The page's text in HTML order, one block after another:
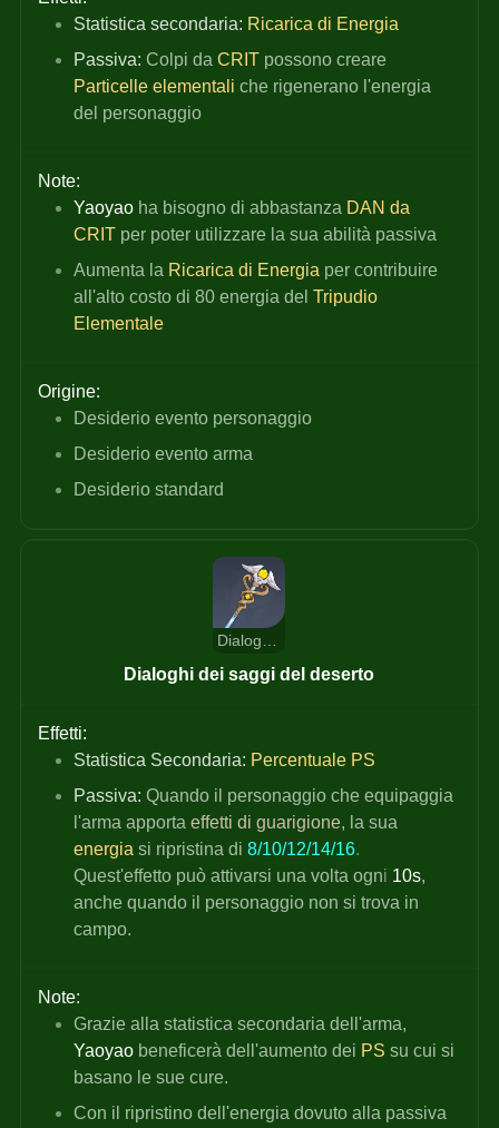
Statistica secondaria: Ricarica di Energia
Passiva: Colpi da CRIT possono creare
Particelle elementali che rigenerano l'energia
del personaggio
Note:
Yaoyao ha bisogno di abbastanza DAN da
CRIT per poter utilizzare la sua abilità passiva
Aumenta la Ricarica di Energia per contribuire
all'alto costo di 80 energia del Tripudio
Elementale
Origine:
Desiderio evento personaggio
Desiderio evento arma
Desiderio standard
Dialoghi dei saggi del deserto
Dialoghi dei saggi del deserto
Effetti:
Statistica Secondaria: Percentuale PS
Passiva: Quando il personaggio che equipaggia
l'arma apporta effetti di guarigione, la sua
energia si ripristina di 8/10/12/14/16.
Quest'effetto può attivarsi una volta ogni 10s,
anche quando il personaggio non si trova in
campo.
Note:
Grazie alla statistica secondaria dell'arma,
Yaoyao beneficerà dell'aumento dei PS su cui si
basano le sue cure.
Con il ripristino dell'energia dovuto alla passiva